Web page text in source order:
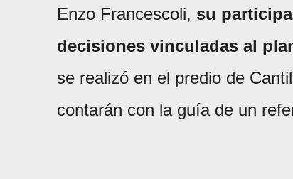
Enzo Francescoli, su
decisiones vinculadas al
se realizó en el predio de
contarán con la guía de un